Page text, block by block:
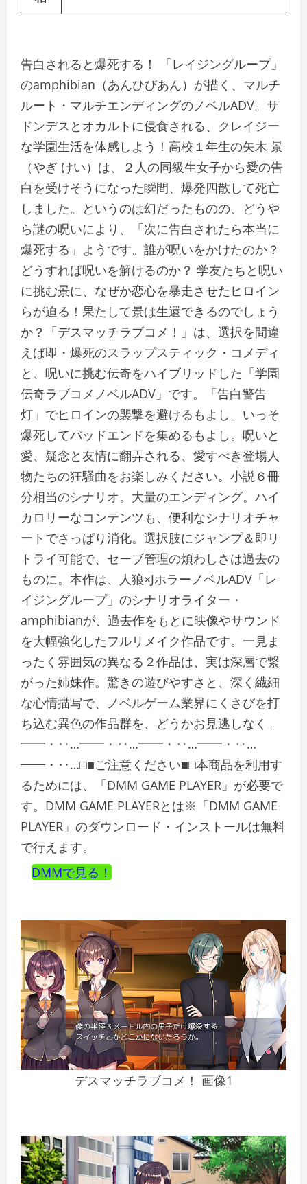
告白されると爆死する！ 「レイジングループ」
のamphibian（あんひびあん）が描く、マルチ
ルート・マルチエンディングのノベルADV。サ
ドンデスとオカルトに侵食される、クレイジー
な学園生活を体感しよう！高校１年生の矢木 景
（やぎ けい）は、２人の同級生女子から愛の告
白を受けそうになった瞬間、爆発四散して死亡
しました。というのは幻だったものの、どうや
ら謎の呪いにより、「次に告白されたら本当に
爆死する」ようです。誰が呪いをかけたのか？
どうすれば呪いを解けるのか？ 学友たちと呪い
に挑む景に、なぜか恋心を暴走させたヒロイン
らが迫る！果たして景は生還できるのでしょう
か？「デスマッチラブコメ！」は、選択を間違
えば即・爆死のスラップスティック・コメディ
と、呪いに挑む伝奇をハイブリッドした「学園
伝奇ラブコメノベルADV」です。「告白警告
灯」でヒロインの襲撃を避けるもよし。いっそ
爆死してバッドエンドを集めるもよし。呪いと
愛、疑念と友情に翻弄される、愛すべき登場人
物たちの狂騒曲をお楽しみください。小説６冊
分相当のシナリオ。大量のエンディング。ハイ
カロリーなコンテンツも、便利なシナリオチャ
ートでさっぱり消化。選択肢にジャンプ＆即リ
トライ可能で、セーブ管理の煩わしさは過去の
ものに。本作は、人狼×JホラーノベルADV「レ
イジングループ」のシナリオライター・
amphibianが、過去作をもとに映像やサウンド
を大幅強化したフルリメイク作品です。一見ま
ったく雰囲気の異なる２作品は、実は深層で繋
がった姉妹作。驚きの遊びやすさと、深く繊細
な心情描写で、ノベルゲーム業界にくさびを打
ち込む異色の作品群を、どうかお見逃しなく。
━━・‥…━━・‥…━━・‥…━━・‥…
━━・‥…□■ご注意ください■□本商品を利用す
るためには、「DMM GAME PLAYER」が必要で
す。DMM GAME PLAYERとは※「DMM GAME
PLAYER」のダウンロード・インストールは無料
で行えます。
DMMで見る！
デスマッチラブコメ！ 画像1